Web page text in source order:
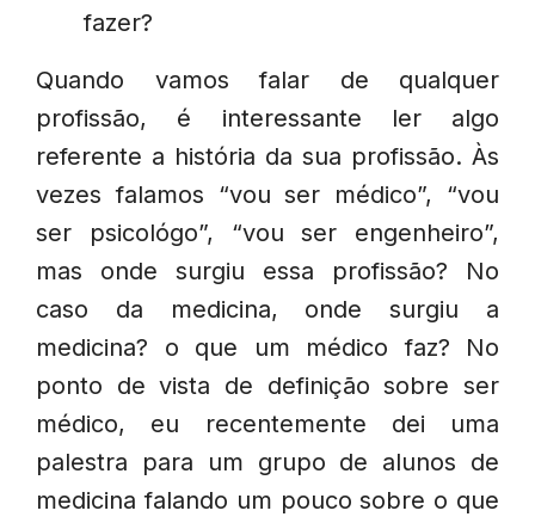
fazer?
Quando vamos falar de qualquer
profissão, é interessante ler algo
referente a história da sua profissão. Às
vezes falamos “vou ser médico”, “vou
ser psicológo”, “vou ser engenheiro”,
mas onde surgiu essa profissão? No
caso da medicina, onde surgiu a
medicina? o que um médico faz? No
ponto de vista de definição sobre ser
médico, eu recentemente dei uma
palestra para um grupo de alunos de
medicina falando um pouco sobre o que